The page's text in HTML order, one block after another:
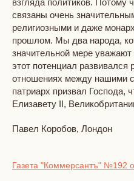
связаны очень
религиозными и даже
прошлом. Мы два народа,
значительной мере уважают
этот потенциал
отношениях между нашими
патриарх призвал Господа,
Елизавету II,
Павел Коробов, Лондон
Газета "Коммерсантъ" №192